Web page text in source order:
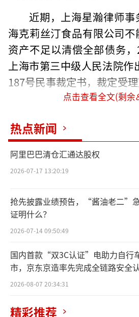
近期，上海星瀚律师
海克莉丝汀食品有限公司
资产不足以清偿全部债务，
上海市第三中级人民法院作
187号民事裁定书，裁定受
案，如今面向社会征集财产
创始人罗田安曾多次泪
不起消费者、供应商、所
情绪。从两年前全国闭店，
表示进入破产清算，克莉
“这是一个有救的企
望！”
在克莉丝汀为期32年
田安无疑是最为重要的人
莉丝汀完美完成了“濒临死
路”的闭环。
点击查看全文(剩余
热点新闻
阿里巴巴清仓汇通达股权
2026-07-17 13:20:19
抢先披露业绩预告，“酱油老二”
证明什么？
2026-07-14 09:50:49
国内首款“双3C认证”电助力自行
市，京东京造率先完成全链路安全
2026-08-07 20:34:31
精彩推荐